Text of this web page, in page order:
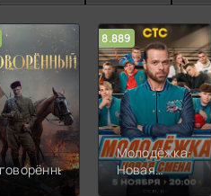
8.889
Молодёжка:
Новая
смена